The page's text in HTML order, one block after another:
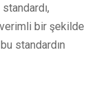
bir şekilde
standardın